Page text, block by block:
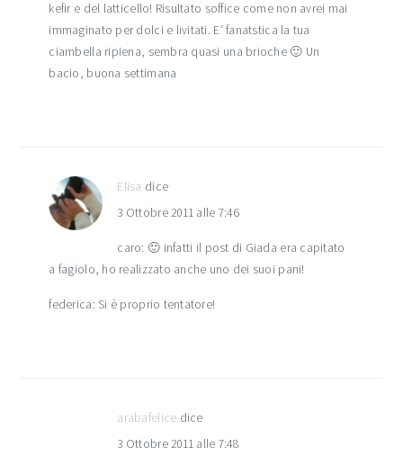
kefir e del latticello! Risultato soffice come non avrei mai
immaginato per dolci e livitati. E’ fanatstica la tua
ciambella ripiena, sembra quasi una brioche 🙂 Un
bacio, buona settimana
Elisa dice
3 Ottobre 2011 alle 7:46
caro: 🙂 infatti il post di Giada era capitato
a fagiolo, ho realizzato anche uno dei suoi pani!
federica: Si è proprio tentatore!
arabafelice dice
3 Ottobre 2011 alle 7:48